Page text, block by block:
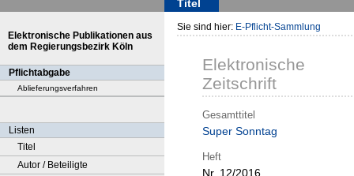
Titel
Elektronische Publikationen aus
dem Regierungsbezirk Köln
Pflichtabgabe
Ablieferungsverfahren
Listen
Titel
Autor / Beteiligte
Sie sind hier: E-Pflicht-Sammlung
Elektronische
Zeitschrift
Gesamttitel
Super Sonntag
Heft
Nr. 12/2016